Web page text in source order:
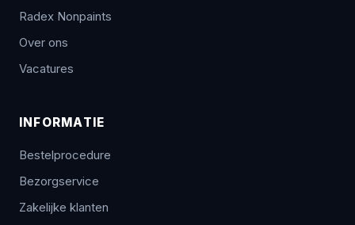
Radex Nonpaints
Over ons
Vacatures
INFORMATIE
Bestelprocedure
Bezorgservice
Zakelijke klanten